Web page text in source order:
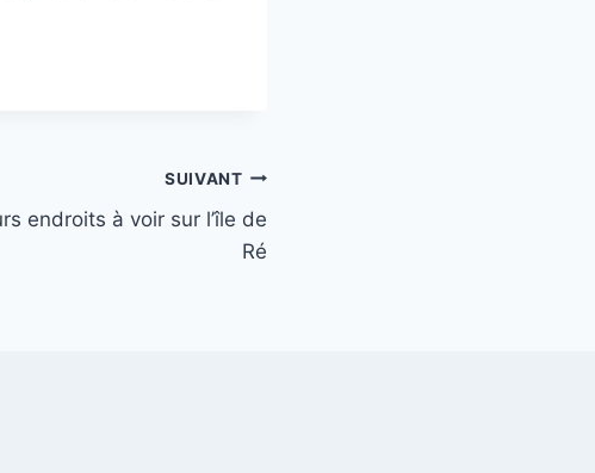
SUIVANT
endroits à voir sur l’île de
Ré